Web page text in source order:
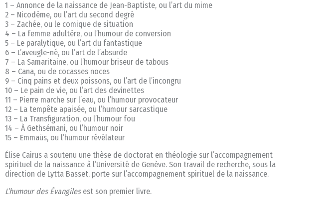
1 – Annonce de la naissance de Jean-Baptiste, ou l’art du mime
2 – Nicodème, ou l’art du second degré
3 – Zachée, ou le comique de situation
4 – La femme adultère, ou l’humour de conversion
5 – Le paralytique, ou l’art du fantastique
6 – L’aveugle-né, ou l’art de l’absurde
7 – La Samaritaine, ou l’humour briseur de tabous
8 – Cana, ou de cocasses noces
9 – Cinq pains et deux poissons, ou l’art de l’incongru
10 – Le pain de vie, ou l’art des devinettes
11 – Pierre marche sur l’eau, ou l’humour provocateur
12 – La tempête apaisée, ou l’humour sarcastique
13 – La Transfiguration, ou l’humour fou
14 – À Gethsémani, ou l’humour noir
15 – Emmaüs, ou l’humour révélateur
Élise Cairus a soutenu une thèse de doctorat en théologie sur l’accompagnement
spirituel de la naissance à l’Université de Genève. Son travail de recherche, sous la
direction de Lytta Basset, porte sur l’accompagnement spirituel de la naissance.
L’humour des Évangilesest son premier livre.